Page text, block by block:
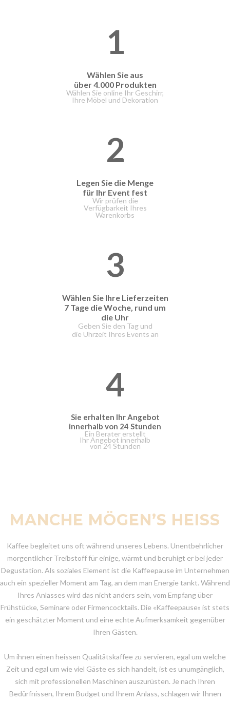
1
Wählen Sie aus
über 4.000 Produkten
Wählen Sie online Ihr Geschirr,
Ihre Möbel und Dekoration
2
Legen Sie die Menge
für Ihr Event fest
Wir prüfen die
Verfügbarkeit Ihres
Warenkorbs
3
Wählen Sie Ihre Lieferzeiten
7 Tage die Woche, rund um
die Uhr
Geben Sie den Tag und
die Uhrzeit Ihres Events an
4
Sie erhalten Ihr Angebot
innerhalb von 24 Stunden
Ein Berater erstellt
Ihr Angebot innerhalb
von 24 Stunden
MANCHE MÖGEN’S HEISS
Kaffee begleitet uns oft während unseres Lebens. Unentbehrlicher
morgentlicher Treibstoff für einige, wärmt und beruhigt er bei jeder
Degustation. Als soziales Element ist die Kaffeepause im Unternehmen
auch ein spezieller Moment am Tag, an dem man Energie tankt. Während
Ihres Anlasses wird das nicht anders sein, vom Empfang über
Frühstücke, Seminare oder Firmencocktails. Die «Kaffeepause» ist stets
ein geschätzter Moment und eine echte Aufmerksamkeit gegenüber
Ihren Gästen.
Um ihnen einen heissen Qualitätskaffee zu servieren, egal um welche
Zeit und egal um wie viel Gäste es sich handelt, ist es unumgänglich,
sich mit professionellen Maschinen auszurüsten. Je nach Ihren
Bedürfnissen, Ihrem Budget und Ihrem Anlass, schlagen wir Ihnen